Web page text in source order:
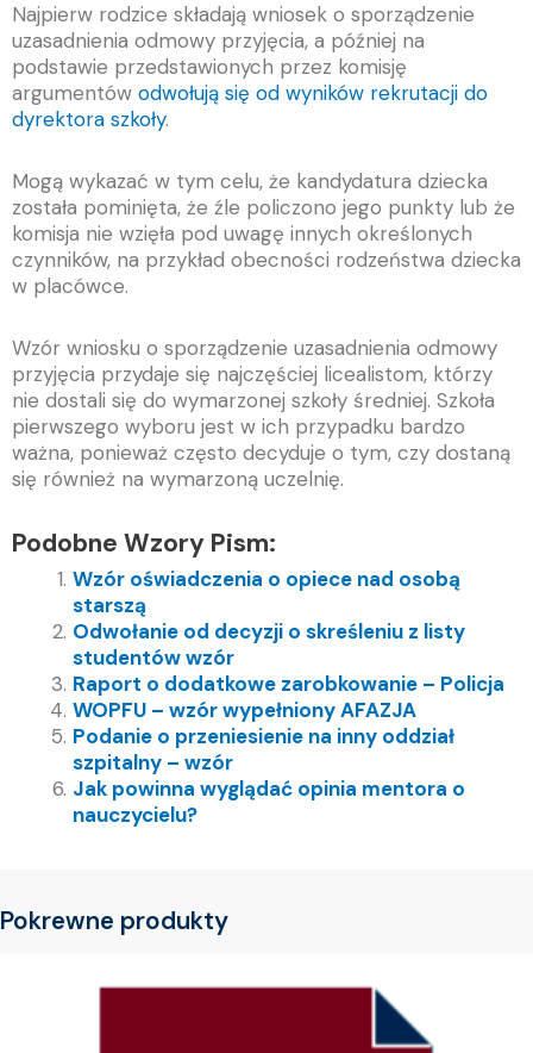
Najpierw rodzice składają wniosek o sporządzenie
uzasadnienia odmowy przyjęcia, a później na
podstawie przedstawionych przez komisję
argumentów odwołują się od wyników rekrutacji do
dyrektora szkoły.
Mogą wykazać w tym celu, że kandydatura dziecka
została pominięta, że źle policzono jego punkty lub że
komisja nie wzięła pod uwagę innych określonych
czynników, na przykład obecności rodzeństwa dziecka
w placówce.
Wzór wniosku o sporządzenie uzasadnienia odmowy
przyjęcia przydaje się najczęściej licealistom, którzy
nie dostali się do wymarzonej szkoły średniej. Szkoła
pierwszego wyboru jest w ich przypadku bardzo
ważna, ponieważ często decyduje o tym, czy dostaną
się również na wymarzoną uczelnię.
Podobne Wzory Pism:
Wzór oświadczenia o opiece nad osobą
starszą
Odwołanie od decyzji o skreśleniu z listy
studentów wzór
Raport o dodatkowe zarobkowanie – Policja
WOPFU – wzór wypełniony AFAZJA
Podanie o przeniesienie na inny oddział
szpitalny – wzór
Jak powinna wyglądać opinia mentora o
nauczycielu?
Pokrewne produkty